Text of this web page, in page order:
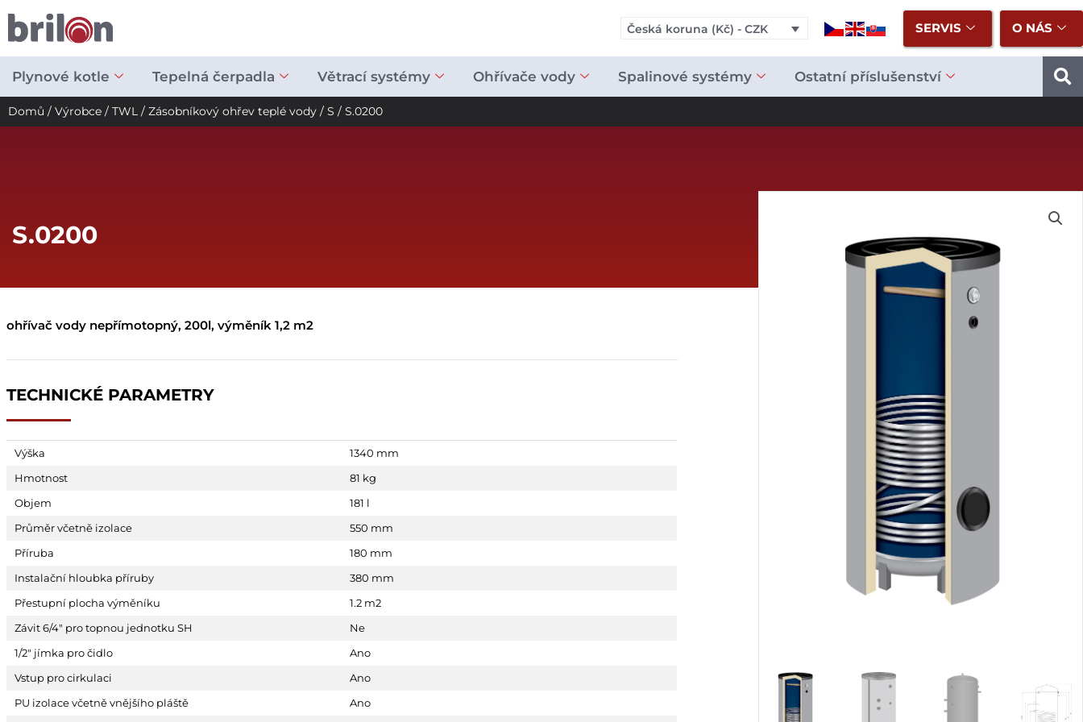
obsah
Česká koruna (Kč) - CZK SERVIS O NÁS
Plynové kotle Tepelná čerpadla Větrací systémy Ohřívače vody Spalinové systémy Ostatní příslušenství
Domů / Výrobce / TWL / Zásobníkový ohřev teplé vody / S / S.0200
S.0200
ohřívač vody nepřímotopný, 200l, výměník 1,2 m2
TECHNICKÉ PARAMETRY
Výška
1340 mm
Hmotnost
81 kg
Objem
181 l
Průměr včetně izolace
550 mm
Příruba
180 mm
Instalační hloubka příruby
380 mm
Přestupní plocha výměníku
1.2 m2
Závit 6/4" pro topnou jednotku SH
Ne
1/2" jímka pro čidlo
Ano
Vstup pro cirkulaci
Ano
PU izolace včetně vnějšího pláště
Ano